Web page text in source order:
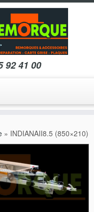
92 41 00
» INDIANAII8.5 (850×210)